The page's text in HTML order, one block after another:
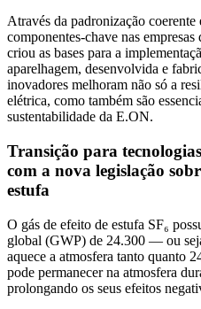
Através da padronização
componentes-chave nas
criou as bases para a
aparelhagem, desenvolvida e
inovadores melhoram não só a
elétrica, como também são
sustentabilidade da E.ON.
Transição para
com a nova legislação
estufa
O gás de efeito de estufa SF₆
global (GWP) de 24.300 — ou
aquece a atmosfera tanto quanto
pode permanecer na atmosfera
prolongando os seus efeitos